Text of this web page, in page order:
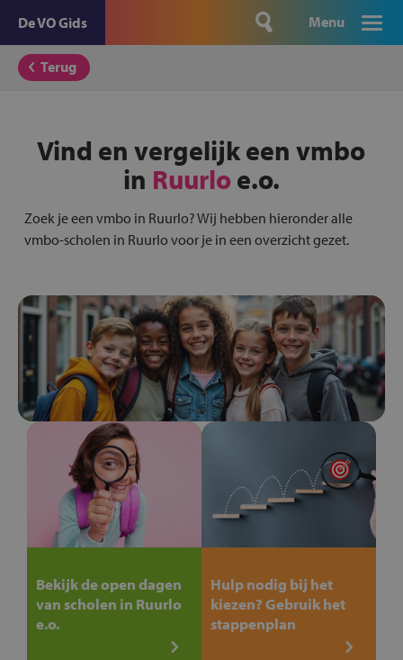
De VO Gids Menu
Terug
Vind en vergelijk een vmbo
in Ruurloe.o.
Zoek je een vmbo in Ruurlo? Wij hebben hieronder alle
vmbo-scholen in Ruurlo voor je in een overzicht gezet.
Bekijk de open dagen
van scholen in Ruurlo
e.o.
Hulp nodig bij het
kiezen? Gebruik het
stappenplan